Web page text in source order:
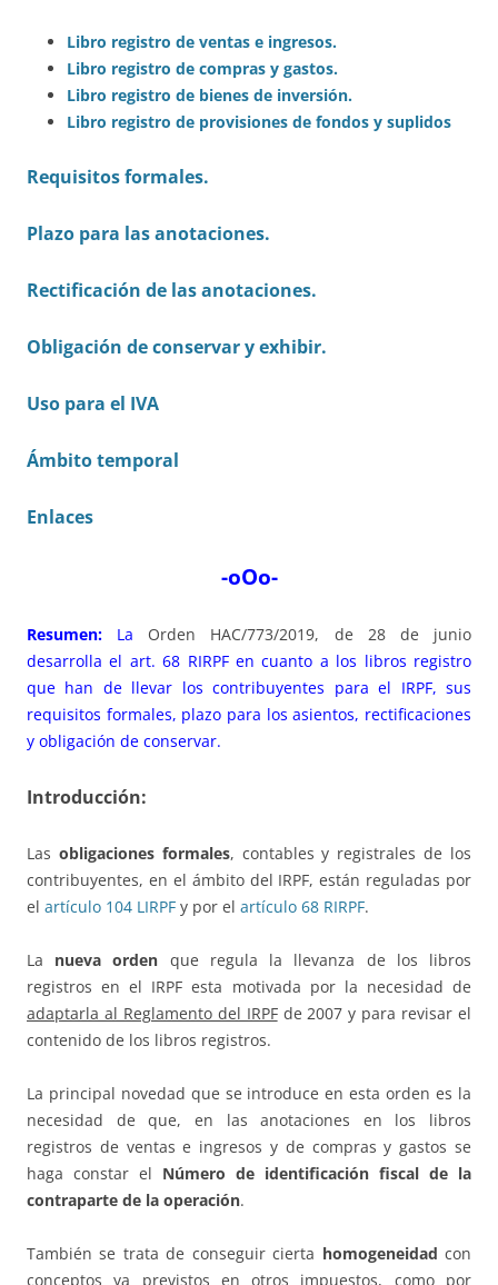
Libro registro de ventas e ingresos.
Libro registro de compras y gastos.
Libro registro de bienes de inversión.
Libro registro de provisiones de fondos y suplidos
Requisitos formales.
Plazo para las anotaciones.
Rectificación de las anotaciones.
Obligación de conservar y exhibir.
Uso para el IVA
Ámbito temporal
Enlaces
-oOo-
Resumen: La Orden HAC/773/2019, de 28 de junio
desarrolla el art. 68 RIRPF en cuanto a los libros registro
que han de llevar los contribuyentes para el IRPF, sus
requisitos formales, plazo para los asientos, rectificaciones
y obligación de conservar.
Introducción:
Las obligaciones formales, contables y registrales de los
contribuyentes, en el ámbito del IRPF, están reguladas por
el artículo 104 LIRPF y por el artículo 68 RIRPF.
La nueva orden que regula la llevanza de los libros
registros en el IRPF esta motivada por la necesidad de
adaptarla al Reglamento del IRPFde 2007 y para revisar el
contenido de los libros registros.
La principal novedad que se introduce en esta orden es la
necesidad de que, en las anotaciones en los libros
registros de ventas e ingresos y de compras y gastos se
haga constar el Número de identificación fiscal de la
contraparte de la operación.
También se trata de conseguir cierta homogeneidad con
conceptos ya previstos en otros impuestos, como por